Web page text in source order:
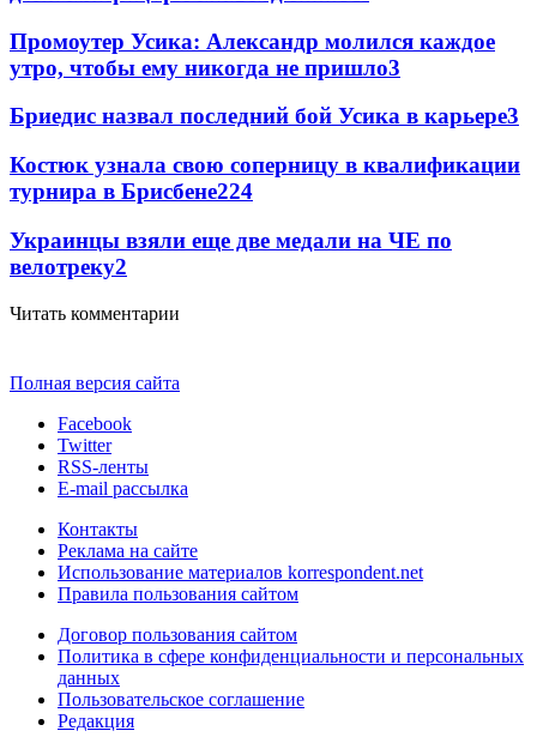
Промоутер Усика: Александр молился каждое
утро, чтобы ему никогда не пришло3
Бриедис назвал последний бой Усика в карьере3
Костюк узнала свою соперницу в квалификации
турнира в Брисбене224
Украинцы взяли еще две медали на ЧЕ по
велотреку2
Читать комментарии
Полная версия сайта
Facebook
Twitter
RSS-ленты
E-mail рассылка
Контакты
Реклама на сайте
Использование материалов korrespondent.net
Правила пользования сайтом
Договор пользования сайтом
Политика в сфере конфиденциальности и персональных
данных
Пользовательское соглашение
Редакция